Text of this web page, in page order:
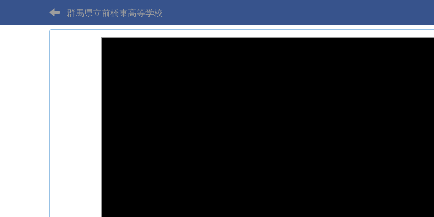
群馬県立前橋東高等学校